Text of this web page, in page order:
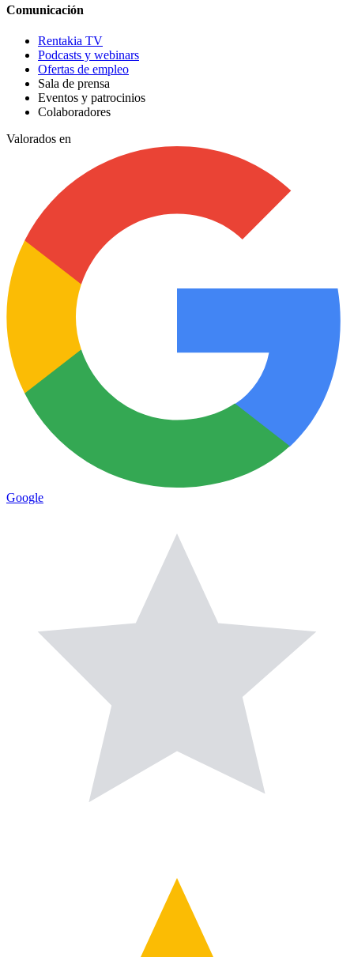
Comunicación
Rentakia TV
Podcasts y webinars
Ofertas de empleo
Sala de prensa
Eventos y patrocinios
Colaboradores
Valorados en
Google